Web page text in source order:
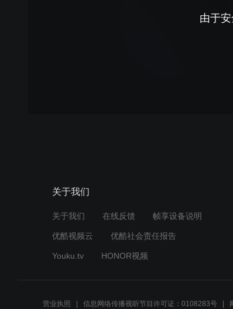
由于
关于我们
关于我们 在线反馈 帧享设备说明
优酷视频云 优酷社会责任报告
Youku.tv HONOR视频
营业执照 信息网络传播视听节目许可证：0108283号